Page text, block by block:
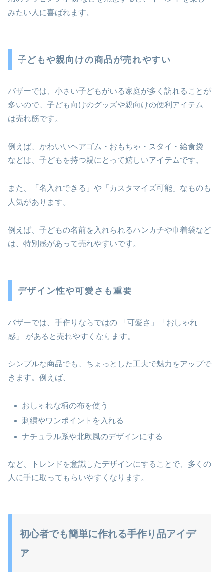
みたい人に喜ばれます。
子どもや親向けの商品が売れやすい
バザーでは、小さい子どもがいる家庭が多く訪れることが
多いので、子ども向けのグッズや親向けの便利アイテム
は売れ筋です。
例えば、かわいいヘアゴム・おもちゃ・スタイ・給食袋
などは、子どもを持つ親にとって嬉しいアイテムです。
また、「名入れできる」や「カスタマイズ可能」なものも
人気があります。
例えば、子どもの名前を入れられるハンカチや巾着袋など
は、特別感があって売れやすいです。
デザイン性や可愛さも重要
バザーでは、手作りならではの 「可愛さ」「おしゃれ
感」 があると売れやすくなります。
シンプルな商品でも、ちょっとした工夫で魅力をアップで
きます。例えば、
おしゃれな柄の布を使う
刺繍やワンポイントを入れる
ナチュラル系や北欧風のデザインにする
など、トレンドを意識したデザインにすることで、多くの
人に手に取ってもらいやすくなります。
初心者でも簡単に作れる手作り品アイデ
ア